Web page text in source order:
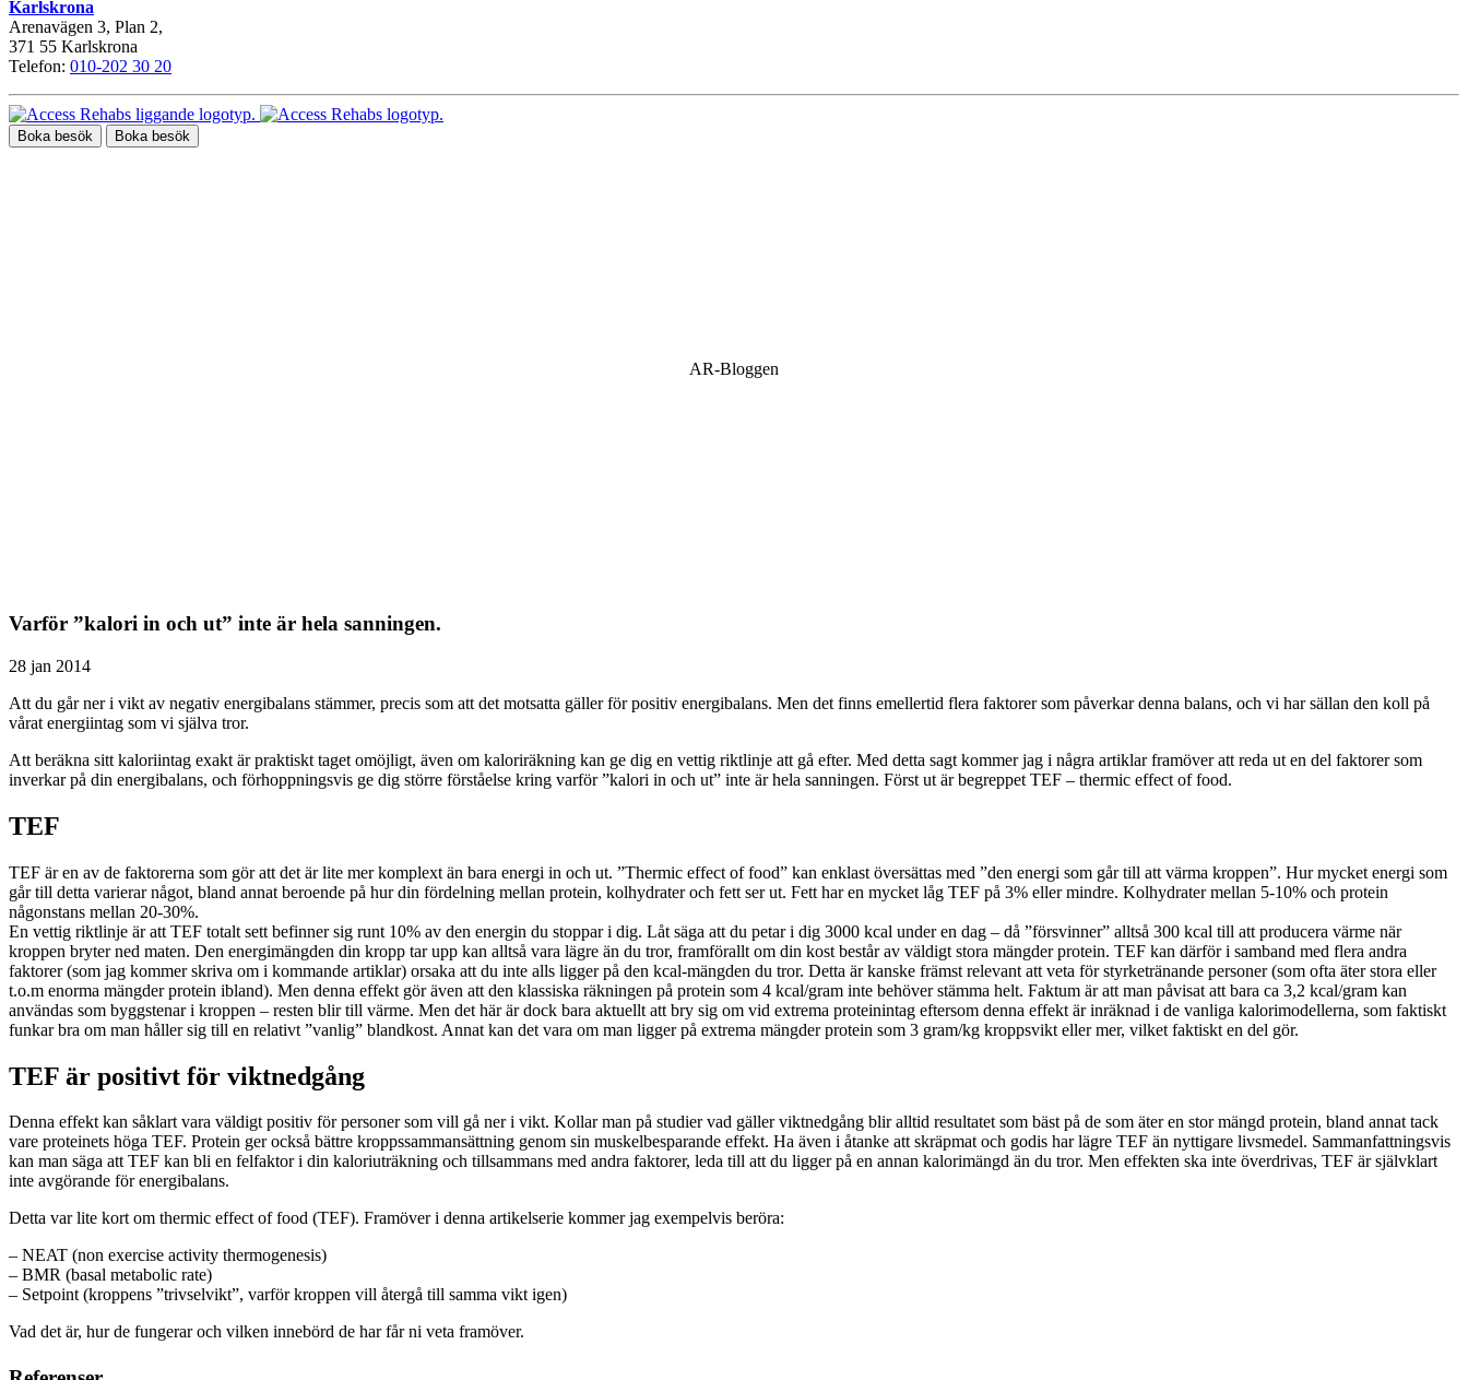
Karlskrona
Arenavägen 3, Plan 2,
371 55 Karlskrona
Telefon: 010-202 30 20
Boka besök Boka besök
AR-Bloggen
Varför ”kalori in och ut” inte är hela sanningen.
28 jan 2014
Att du går ner i vikt av negativ energibalans stämmer, precis som att det motsatta gäller för positiv energibalans. Men det finns emellertid flera faktorer som påverkar denna balans, och vi har sällan den koll på
vårat energiintag som vi själva tror.
Att beräkna sitt kaloriintag exakt är praktiskt taget omöjligt, även om kaloriräkning kan ge dig en vettig riktlinje att gå efter. Med detta sagt kommer jag i några artiklar framöver att reda ut en del faktorer som
inverkar på din energibalans, och förhoppningsvis ge dig större förståelse kring varför ”kalori in och ut” inte är hela sanningen. Först ut är begreppet TEF – thermic effect of food.
TEF
TEF är en av de faktorerna som gör att det är lite mer komplext än bara energi in och ut. ”Thermic effect of food” kan enklast översättas med ”den energi som går till att värma kroppen”. Hur mycket energi som
går till detta varierar något, bland annat beroende på hur din fördelning mellan protein, kolhydrater och fett ser ut. Fett har en mycket låg TEF på 3% eller mindre. Kolhydrater mellan 5-10% och protein
någonstans mellan 20-30%.
En vettig riktlinje är att TEF totalt sett befinner sig runt 10% av den energin du stoppar i dig. Låt säga att du petar i dig 3000 kcal under en dag – då ”försvinner” alltså 300 kcal till att producera värme när
kroppen bryter ned maten. Den energimängden din kropp tar upp kan alltså vara lägre än du tror, framförallt om din kost består av väldigt stora mängder protein. TEF kan därför i samband med flera andra
faktorer (som jag kommer skriva om i kommande artiklar) orsaka att du inte alls ligger på den kcal-mängden du tror. Detta är kanske främst relevant att veta för styrketränande personer (som ofta äter stora eller
t.o.m enorma mängder protein ibland). Men denna effekt gör även att den klassiska räkningen på protein som 4 kcal/gram inte behöver stämma helt. Faktum är att man påvisat att bara ca 3,2 kcal/gram kan
användas som byggstenar i kroppen – resten blir till värme. Men det här är dock bara aktuellt att bry sig om vid extrema proteinintag eftersom denna effekt är inräknad i de vanliga kalorimodellerna, som faktiskt
funkar bra om man håller sig till en relativt ”vanlig” blandkost. Annat kan det vara om man ligger på extrema mängder protein som 3 gram/kg kroppsvikt eller mer, vilket faktiskt en del gör.
TEF är positivt för viktnedgång
Denna effekt kan såklart vara väldigt positiv för personer som vill gå ner i vikt. Kollar man på studier vad gäller viktnedgång blir alltid resultatet som bäst på de som äter en stor mängd protein, bland annat tack
vare proteinets höga TEF. Protein ger också bättre kroppssammansättning genom sin muskelbesparande effekt. Ha även i åtanke att skräpmat och godis har lägre TEF än nyttigare livsmedel. Sammanfattningsvis
kan man säga att TEF kan bli en felfaktor i din kaloriuträkning och tillsammans med andra faktorer, leda till att du ligger på en annan kalorimängd än du tror. Men effekten ska inte överdrivas, TEF är självklart
inte avgörande för energibalans.
Detta var lite kort om thermic effect of food (TEF). Framöver i denna artikelserie kommer jag exempelvis beröra:
– NEAT (non exercise activity thermogenesis)
– BMR (basal metabolic rate)
– Setpoint (kroppens ”trivselvikt”, varför kroppen vill återgå till samma vikt igen)
Vad det är, hur de fungerar och vilken innebörd de har får ni veta framöver.